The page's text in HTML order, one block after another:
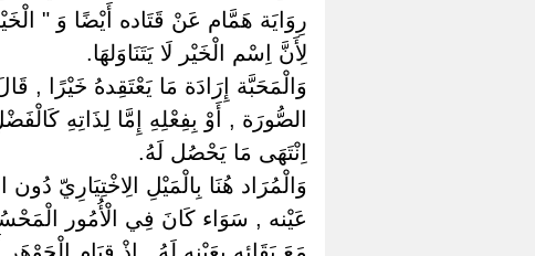
رِوَايَة هَمَّام عَنْ قَتَاده أَيْضًا وَ "
لِأَنَّ اِسْم الْخَيْر لَا يَتَنَاوَلهَا.
وَالْمَحَبَّة إِرَادَة مَا يَعْتَقِدهُ خَيْرًا
الصُّورَة , أَوْ بِفِعْلِهِ إِمَّا لِذَاتِهِ
اِنْتَهَى مَا يَحْصُل لَهُ.
وَالْمُرَاد هُنَا بِالْمَيْلِ الِاخْتِيَارِيّ
عَيْنه , سَوَاء كَانَ فِي الْأُمُور
مَعَ بَقَائِهِ بِعَيْنِهِ لَهُ , إِذْ قِيَام